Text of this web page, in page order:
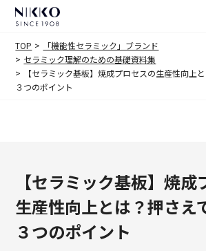
TOP
「機能性セラミック」ブランド
セラミック理解のための基礎資料集
【セラミック基板】焼成プロセスの生産性向上
３つのポイント
【セラミック基板】焼
生産性向上とは？押さえ
３つのポイント